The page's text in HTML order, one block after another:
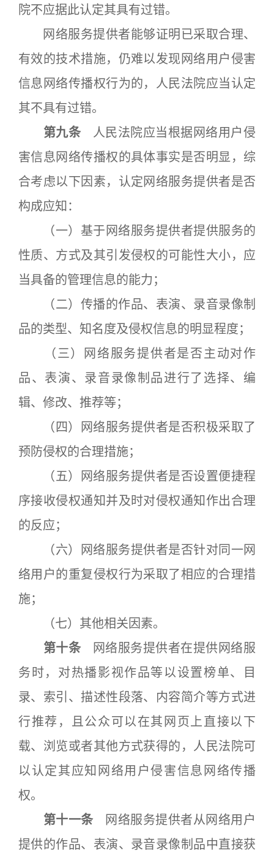
院不应据此认定其具有过错。
网络服务提供者能够证明已采取合理、
有效的技术措施，仍难以发现网络用户侵害
信息网络传播权行为的，人民法院应当认定
其不具有过错。
第九条 人民法院应当根据网络用户侵
害信息网络传播权的具体事实是否明显，综
合考虑以下因素，认定网络服务提供者是否
构成应知：
（一）基于网络服务提供者提供服务的
性质、方式及其引发侵权的可能性大小，应
当具备的管理信息的能力；
（二）传播的作品、表演、录音录像制
品的类型、知名度及侵权信息的明显程度；
（三）网络服务提供者是否主动对作
品、表演、录音录像制品进行了选择、编
辑、修改、推荐等；
（四）网络服务提供者是否积极采取了
预防侵权的合理措施；
（五）网络服务提供者是否设置便捷程
序接收侵权通知并及时对侵权通知作出合理
的反应；
（六）网络服务提供者是否针对同一网
络用户的重复侵权行为采取了相应的合理措
施；
（七）其他相关因素。
第十条 网络服务提供者在提供网络服
务时，对热播影视作品等以设置榜单、目
录、索引、描述性段落、内容简介等方式进
行推荐，且公众可以在其网页上直接以下
载、浏览或者其他方式获得的，人民法院可
以认定其应知网络用户侵害信息网络传播
权。
第十一条 网络服务提供者从网络用户
提供的作品、表演、录音录像制品中直接获